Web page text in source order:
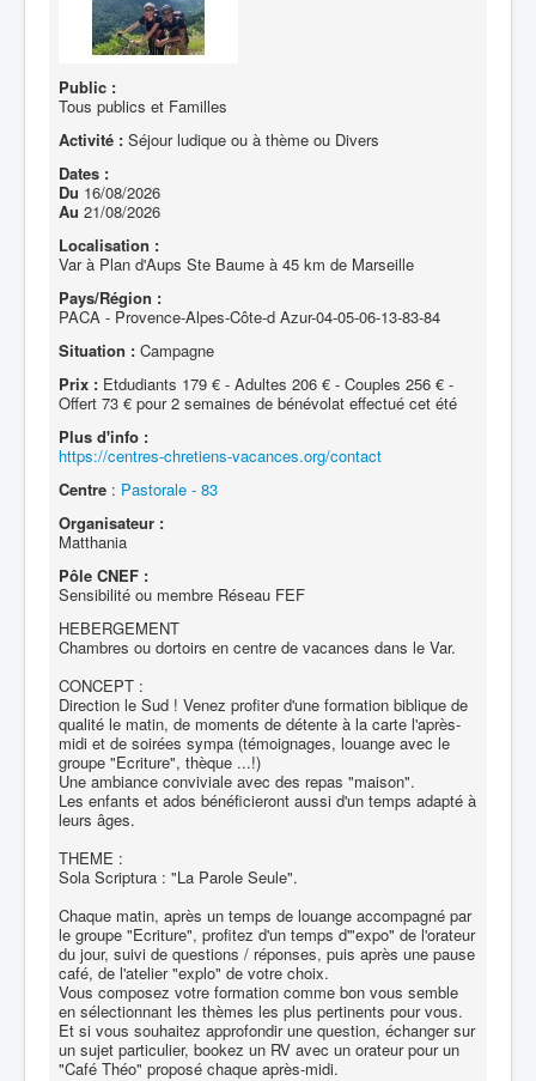
Public :
Tous publics et Familles
Activité : Séjour ludique ou à thème ou Divers
Dates :
Du 16/08/2026
Au 21/08/2026
Localisation :
Var à Plan d'Aups Ste Baume à 45 km de Marseille
Pays/Région :
PACA - Provence-Alpes-Côte-d Azur-04-05-06-13-83-84
Situation : Campagne
Prix : Etdudiants 179 € - Adultes 206 € - Couples 256 € -
Offert 73 € pour 2 semaines de bénévolat effectué cet été
Plus d'info :
https://centres-chretiens-vacances.org/contact
Centre : Pastorale - 83
Organisateur :
Matthania
Pôle CNEF :
Sensibilité ou membre Réseau FEF
HEBERGEMENT
Chambres ou dortoirs en centre de vacances dans le Var.
CONCEPT :
Direction le Sud ! Venez profiter d'une formation biblique de
qualité le matin, de moments de détente à la carte l'après-
midi et de soirées sympa (témoignages, louange avec le
groupe "Ecriture", thèque ...!)
Une ambiance conviviale avec des repas "maison".
Les enfants et ados bénéficieront aussi d'un temps adapté à
leurs âges.
THEME :
Sola Scriptura : "La Parole Seule".
Chaque matin, après un temps de louange accompagné par
le groupe "Ecriture", profitez d'un temps d'"expo" de l'orateur
du jour, suivi de questions / réponses, puis après une pause
café, de l'atelier "explo" de votre choix.
Vous composez votre formation comme bon vous semble
en sélectionnant les thèmes les plus pertinents pour vous.
Et si vous souhaitez approfondir une question, échanger sur
un sujet particulier, bookez un RV avec un orateur pour un
"Café Théo" proposé chaque après-midi.